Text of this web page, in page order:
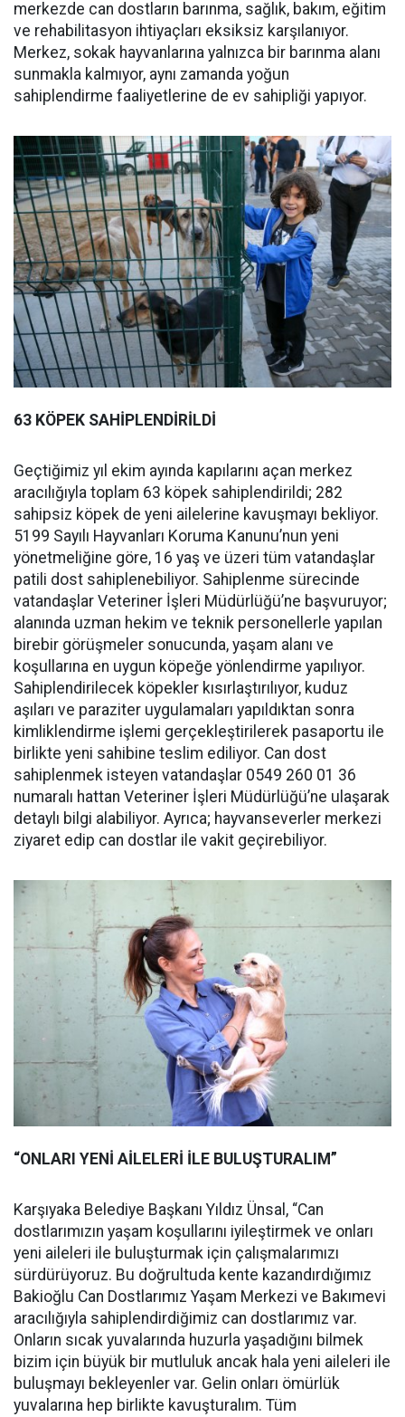
merkezde can dostların barınma, sağlık, bakım, eğitim
ve rehabilitasyon ihtiyaçları eksiksiz karşılanıyor.
Merkez, sokak hayvanlarına yalnızca bir barınma alanı
sunmakla kalmıyor, aynı zamanda yoğun
sahiplendirme faaliyetlerine de ev sahipliği yapıyor.
63 KÖPEK SAHİPLENDİRİLDİ
Geçtiğimiz yıl ekim ayında kapılarını açan merkez
aracılığıyla toplam 63 köpek sahiplendirildi; 282
sahipsiz köpek de yeni ailelerine kavuşmayı bekliyor.
5199 Sayılı Hayvanları Koruma Kanunu’nun yeni
yönetmeliğine göre, 16 yaş ve üzeri tüm vatandaşlar
patili dost sahiplenebiliyor. Sahiplenme sürecinde
vatandaşlar Veteriner İşleri Müdürlüğü’ne başvuruyor;
alanında uzman hekim ve teknik personellerle yapılan
birebir görüşmeler sonucunda, yaşam alanı ve
koşullarına en uygun köpeğe yönlendirme yapılıyor.
Sahiplendirilecek köpekler kısırlaştırılıyor, kuduz
aşıları ve paraziter uygulamaları yapıldıktan sonra
kimliklendirme işlemi gerçekleştirilerek pasaportu ile
birlikte yeni sahibine teslim ediliyor. Can dost
sahiplenmek isteyen vatandaşlar 0549 260 01 36
numaralı hattan Veteriner İşleri Müdürlüğü’ne ulaşarak
detaylı bilgi alabiliyor. Ayrıca; hayvanseverler merkezi
ziyaret edip can dostlar ile vakit geçirebiliyor.
“ONLARI YENİ AİLELERİ İLE BULUŞTURALIM”
Karşıyaka Belediye Başkanı Yıldız Ünsal, “Can
dostlarımızın yaşam koşullarını iyileştirmek ve onları
yeni aileleri ile buluşturmak için çalışmalarımızı
sürdürüyoruz. Bu doğrultuda kente kazandırdığımız
Bakioğlu Can Dostlarımız Yaşam Merkezi ve Bakımevi
aracılığıyla sahiplendirdiğimiz can dostlarımız var.
Onların sıcak yuvalarında huzurla yaşadığını bilmek
bizim için büyük bir mutluluk ancak hala yeni aileleri ile
buluşmayı bekleyenler var. Gelin onları ömürlük
yuvalarına hep birlikte kavuşturalım. Tüm